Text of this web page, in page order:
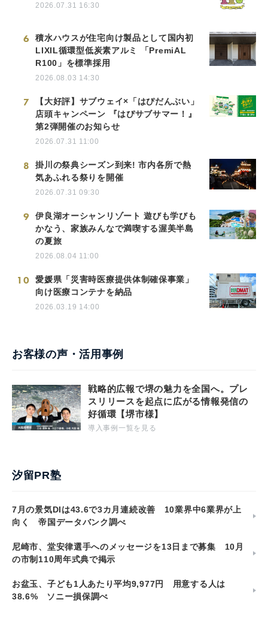
2026.07.31 16:30
6
積水ハウスが住宅向け製品として国内初
LIXIL循環型低炭素アルミ 「PremiAL
R100」を標準採用
2026.08.03 14:30
7
【大好評】サブウェイ×「はぴだんぶい」
店頭キャンペーン 『はぴサブサマー！』
第2弾開催のお知らせ
2026.07.31 11:00
8
掛川の祭典シーズン到来! 市内各所で熱
気あふれる祭りを開催
2026.07.31 09:30
9
伊良湖オーシャンリゾート 遊びも学びも
かなう、家族みんなで満喫する渥美半島
の夏旅
2026.08.04 11:00
10
愛媛県「災害時医療提供体制確保事業」
向け医療コンテナを納品
2026.03.19 14:00
お客様の声・活用事例
戦略的広報で堺の魅力を全国へ。プレ
スリリースを起点に広がる情報発信の
好循環【堺市様】
導入事例一覧を見る
汐留PR塾
7月の景気DIは43.6で3カ月連続改善 10業界中6業界が上
向く 帝国データバンク調べ
尼崎市、堂安律選手へのメッセージを13日まで募集 10月
の市制110周年式典で掲示
お盆玉、子ども1人あたり平均9,977円 用意する人は
38.6% ソニー損保調べ